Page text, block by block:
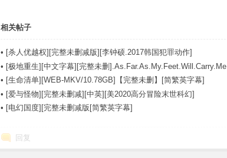
相关帖子
• [杀人优越权][完整未删减版][李钟硕.2017韩国犯罪动作]
• [极地重生][中文字幕][完整未删].As.Far.As.My.Feet.Will.Carry.Me
• [生命清单][WEB-MKV/10.78GB]【完整未删】[简繁英字幕]
• [爱与怪物][完整未删减][中英][美2020高分冒险末世科幻]
• [电幻国度][完整未删减版[简繁英字幕]
回复